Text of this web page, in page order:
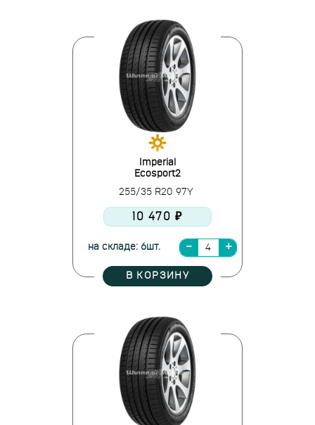
Imperial
Ecosport2
255/35 R20 97Y
10 470 ₽
на складе: 6шт.
В КОРЗИНУ